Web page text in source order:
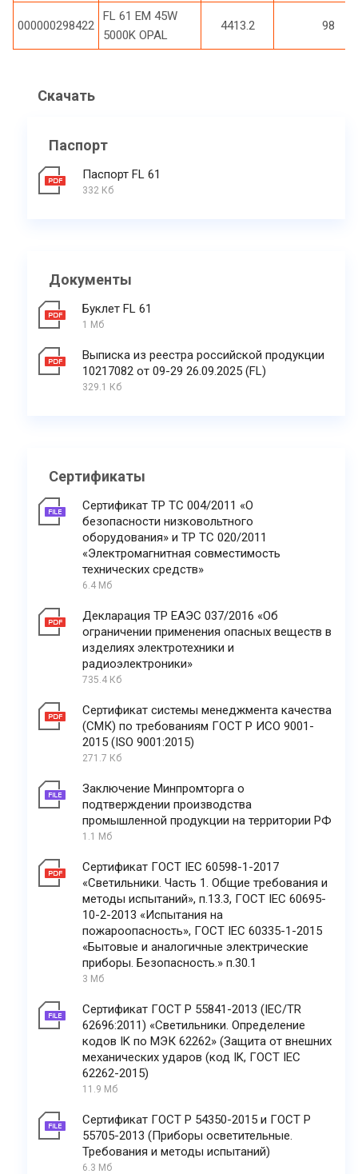
000000298422
FL 61 EM 45W
5000K OPAL
4413.2 98
Скачать
Паспорт
Паспорт FL 61
332 Кб
Документы
Буклет FL 61
1 Мб
Выписка из реестра российской продукции
10217082 от 09-29 26.09.2025 (FL)
329.1 Кб
Сертификаты
Сертификат ТР ТС 004/2011 «О
безопасности низковольтного
оборудования» и ТР ТС 020/2011
«Электромагнитная совместимость
технических средств»
6.4 Мб
Декларация ТР ЕАЭС 037/2016 «Об
ограничении применения опасных веществ в
изделиях электротехники и
радиоэлектроники»
735.4 Кб
Сертификат системы менеджмента качества
(СМК) по требованиям ГОСТ Р ИСО 9001-
2015 (ISO 9001:2015)
271.7 Кб
Заключение Минпромторга о
подтверждении производства
промышленной продукции на территории РФ
1.1 Мб
Сертификат ГОСТ IEC 60598-1-2017
«Светильники. Часть 1. Общие требования и
методы испытаний», п.13.3, ГОСТ IEC 60695-
10-2-2013 «Испытания на
пожароопасность», ГОСТ IEC 60335-1-2015
«Бытовые и аналогичные электрические
приборы. Безопасность.» п.30.1
3 Мб
Сертификат ГОСТ Р 55841-2013 (IEC/TR
62696:2011) «Светильники. Определение
кодов IK по МЭК 62262» (Защита от внешних
механических ударов (код IK, ГОСТ IEC
62262-2015)
11.9 Мб
Сертификат ГОСТ Р 54350-2015 и ГОСТ Р
55705-2013 (Приборы осветительные.
Требования и методы испытаний)
6.3 Мб